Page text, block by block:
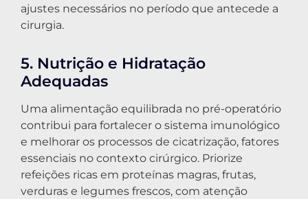
ajustes necessários no período que antecede a
cirurgia.
5. Nutrição e Hidratação
Adequadas
Uma alimentação equilibrada no pré-operatório
contribui para fortalecer o sistema imunológico
e melhorar os processos de cicatrização, fatores
essenciais no contexto cirúrgico. Priorize
refeições ricas em proteínas magras, frutas,
verduras e legumes frescos, com atenção